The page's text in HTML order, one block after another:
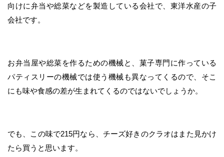
向けに弁当や総菜などを製造している会社で、東洋水産の子
会社です。
お弁当屋や総菜を作るための機械と、菓子専門に作っている
パティスリーの機械では使う機械も異なってくるので、そこ
にも味や食感の差が生まれてくるのではないでしょうか。
でも、この味で215円なら、チーズ好きのクラオはまた見かけ
たら買うと思います。